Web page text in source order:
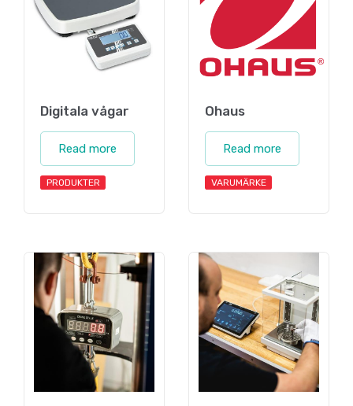
Digitala vågar
Read more
PRODUKTER
Ohaus
Read more
VARUMÄRKE